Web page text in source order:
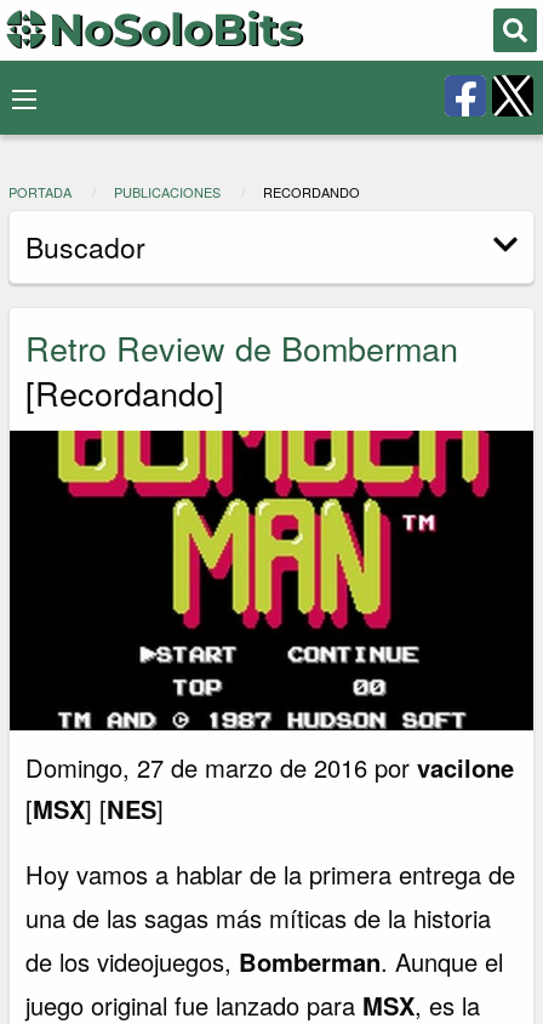
PORTADA PUBLICACIONES RECORDANDO
Buscador
Retro Review de Bomberman
[Recordando]
Domingo, 27 de marzo de 2016 porvacilone
[MSX] [NES]
Hoy vamos a hablar de la primera entrega de
una de las sagas más míticas de la historia
de los videojuegos, Bomberman. Aunque el
juego original fue lanzado para MSX, es la